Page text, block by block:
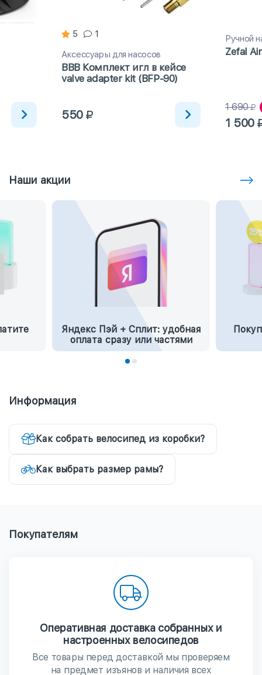
5 1
Аксессуары для насосов
BBB Комплект игл в кейсе
valve adapter kit (BFP-90)
550
Ручной
Zefal
1 690
1 500
Наши акции
Яндекс Пэй + Сплит: удобная
оплата сразу или частями
Информация
Как собрать велосипед из коробки?
Как выбрать размер рамы?
Покупателям
Оперативная доставка собранных и
настроенных велосипедов
Все товары перед доставкой мы проверяем
на предмет изъянов и наличия всех